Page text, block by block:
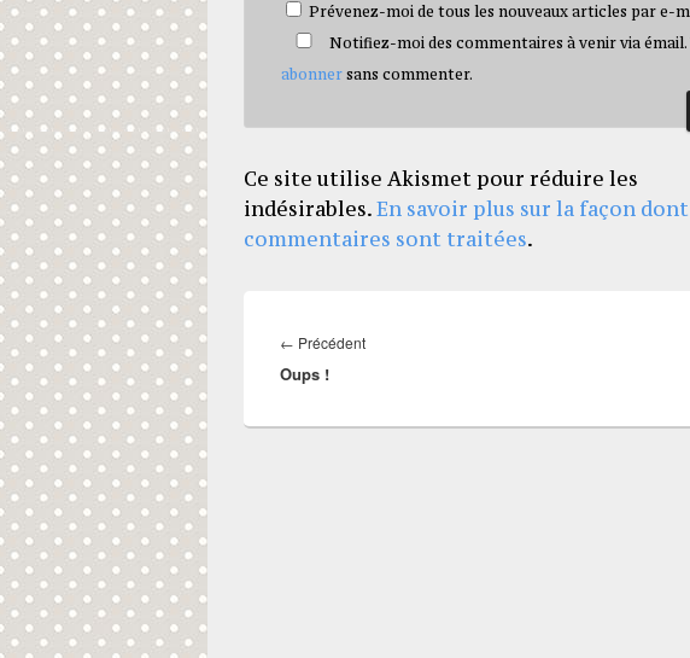
Prévenez-moi de tous les nouveaux articles par e-
Notifiez-moi des commentaires à venir via émail.
abonner sans commenter.
Ce site utilise Akismet pour réduire les
indésirables.En savoir plus sur la façon
commentaires sont traitées.
de
← PrécédentArticle
Oups !